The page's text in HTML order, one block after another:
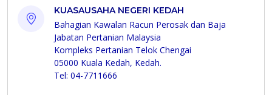
KUASAUSAHA NEGERI KEDAH
Bahagian Kawalan Racun Perosak dan Baja
Jabatan Pertanian Malaysia
Kompleks Pertanian Telok Chengai
05000 Kuala Kedah, Kedah.
Tel: 04-7711666